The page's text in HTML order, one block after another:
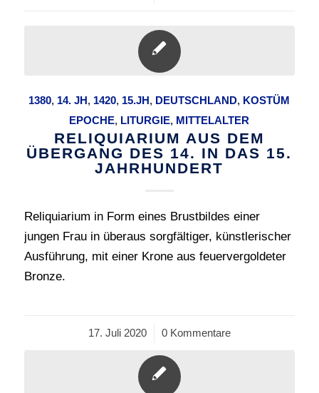
1380, 14. JH, 1420, 15.JH, DEUTSCHLAND, KOSTÜM
EPOCHE, LITURGIE, MITTELALTER
RELIQUIARIUM AUS DEM
ÜBERGANG DES 14. IN DAS 15.
JAHRHUNDERT
Reliquiarium in Form eines Brustbildes einer
jungen Frau in überaus sorgfältiger, künstlerischer
Ausführung, mit einer Krone aus feuervergoldeter
Bronze.
17. Juli 2020
/ 0 Kommentare